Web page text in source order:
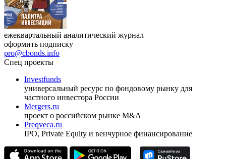
ежеквартальный аналитический журнал
оформить подписку
pro@cbonds.info
Спец проекты
Investfunds
универсальный ресурс по фондовому рынку для
частного инвестора России
Mergers.ru
проект о российском рынке M&A
Preqveca.ru
IPO, Private Equity и венчурное финансирование